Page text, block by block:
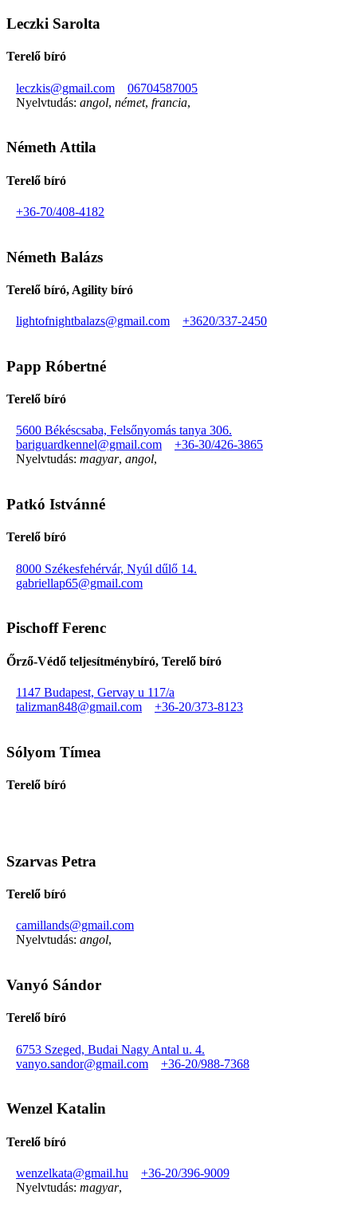
Leczki Sarolta
Terelő bíró
leczkis@gmail.com
06704587005
Nyelvtudás: angol, német, francia,
Németh Attila
Terelő bíró
+36-70/408-4182
Németh Balázs
Terelő bíró, Agility bíró
lightofnightbalazs@gmail.com +3620/337-2450
Papp Róbertné
Terelő bíró
5600 Békéscsaba, Felsőnyomás tanya 306.
bariguardkennel@gmail.com
+36-30/426-3865
Nyelvtudás: magyar, angol,
Patkó Istvánné
Terelő bíró
8000 Székesfehérvár, Nyúl dűlő 14.
gabriellap65@gmail.com
Pischoff Ferenc
Őrző-Védő teljesítménybíró, Terelő bíró
1147 Budapest, Gervay u 117/a
talizman848@gmail.com
+36-20/373-8123
Sólyom Tímea
Terelő bíró
Szarvas Petra
Terelő bíró
camillands@gmail.com
Nyelvtudás: angol,
Vanyó Sándor
Terelő bíró
6753 Szeged, Budai Nagy Antal u. 4.
vanyo.sandor@gmail.com
+36-20/988-7368
Wenzel Katalin
Terelő bíró
wenzelkata@gmail.hu
+36-20/396-9009
Nyelvtudás: magyar,